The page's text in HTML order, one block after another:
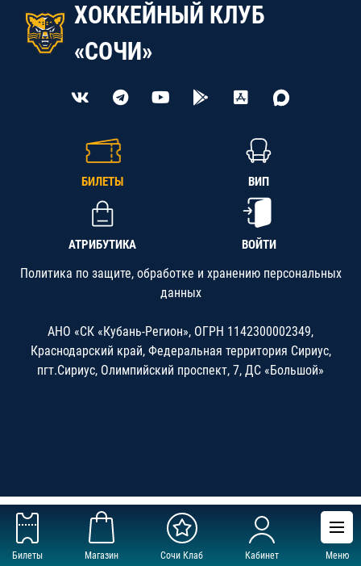
Билеты Магазин Сочи Клаб Кабинет Меню
ХОККЕЙНЫЙ КЛУБ
«СОЧИ»
БИЛЕТЫ ВИП
АТРИБУТИКА ВОЙТИ
Политика по защите, обработке и хранению персональных
данных
АНО «СК «Кубань-Регион», ОГРН 1142300002349,
Краснодарский край, Федеральная территория Сириус,
пгт.Сириус, Олимпийский проспект, 7, ДС «Большой»